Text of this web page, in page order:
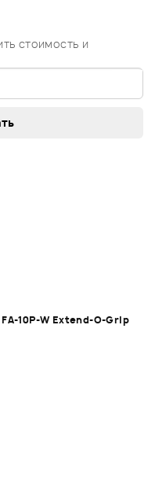
стоимость и
10P-W Extend-O-Grip